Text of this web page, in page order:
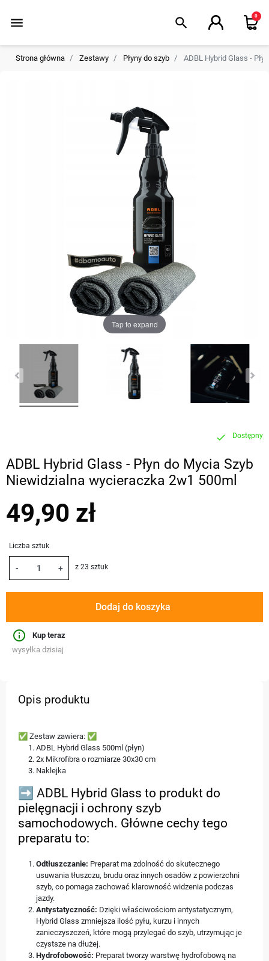
menu search 0
Strona główna Zestawy Płyny do szyb ADBL Hybrid Glass -
Tap to expand
check Dostępny
ADBL Hybrid Glass - Płyn do Mycia Szyb
Niewidzialna wycieraczka 2w1 500ml
49,90 zł
Liczba sztuk
- + z 23 sztuk
Dodaj do koszyka
info_outline
Kup teraz
wysyłka dzisiaj
Opis produktu
✅ Zestaw zawiera: ✅
ADBL Hybrid Glass 500ml (płyn)
2x Mikrofibra o rozmiarze 30x30 cm
Naklejka
➡️ ADBL Hybrid Glass to produkt do
pielęgnacji i ochrony szyb
samochodowych. Główne cechy tego
preparatu to:
Odtłuszczanie: Preparat ma zdolność do skutecznego
usuwania tłuszczu, brudu oraz innych osadów z powierzchni
szyb, co pomaga zachować klarowność widzenia podczas
jazdy.
Antystatyczność: Dzięki właściwościom antystatycznym,
Hybrid Glass zmniejsza ilość pyłu, kurzu i innych
zanieczyszczeń, które mogą przylegać do szyb, utrzymując je
czystsze na dłużej.
Hydrofobowość: Preparat tworzy warstwę hydrofobową na